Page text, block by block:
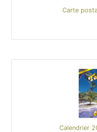
Carte
Calendrier